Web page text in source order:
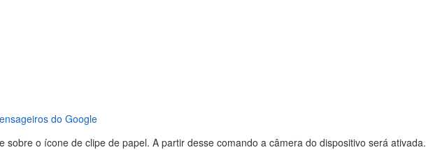
do Google
o ícone de clipe de papel. A partir desse comando a câmera do dispositivo será ativada.